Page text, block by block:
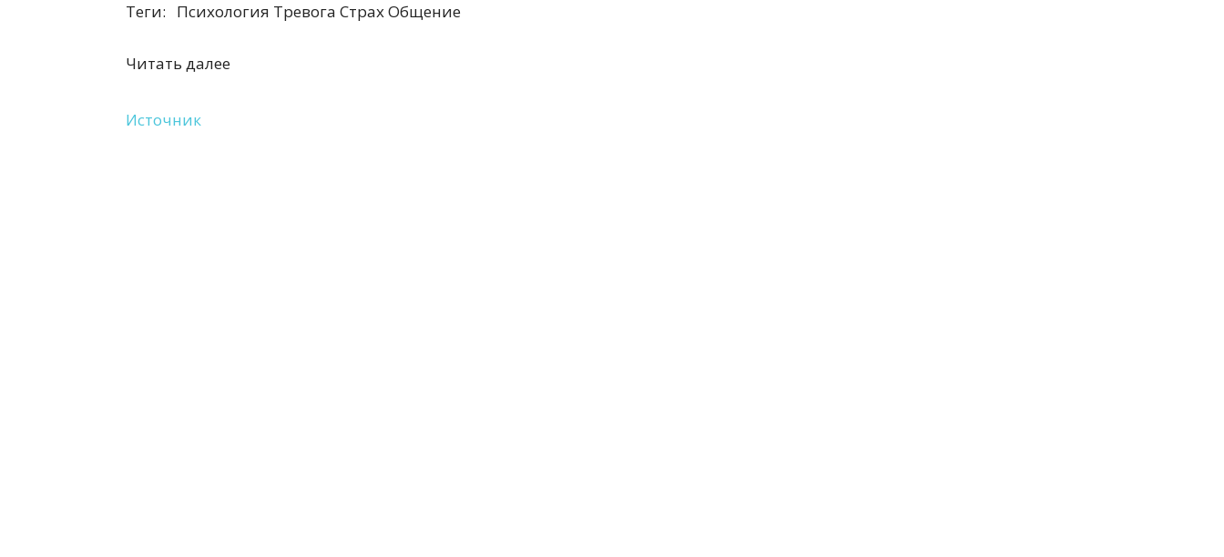
Теги: Психология Тревога Страх Общение
Читать далее
Источник